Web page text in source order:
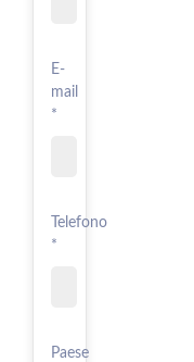
E-
mail
*
Telefono
*
Paese